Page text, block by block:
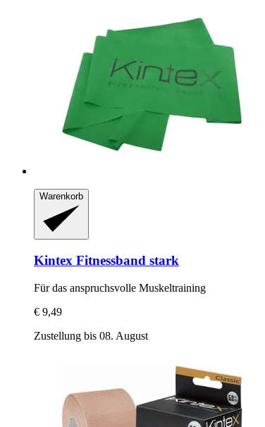
Warenkorb
Kintex Fitnessband stark
Für das anspruchsvolle Muskeltraining
€ 9,49
Zustellung bis 08. August